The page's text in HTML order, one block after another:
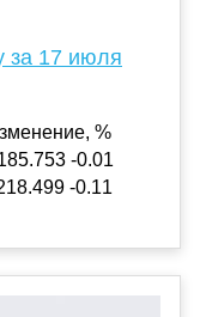
за 17 июля
%
-0.01
-0.11